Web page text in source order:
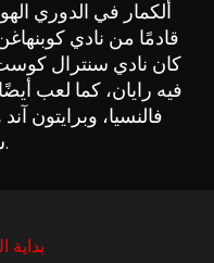
ألكمار في الدوري
قادمًا من نادي
كان نادي سنترال
فيه رايان، كما لعب
فالنسيا، وبرايتون
سوسيداد.
بداية